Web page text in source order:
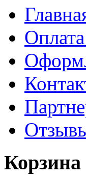
Корзина